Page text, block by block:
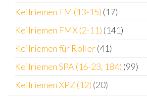
Keilriemen FM (13-15) (17)
Keilriemen FMX (2-11) (141)
Keilriemen für Roller(41)
Keilriemen SPA (16-23, 184) (99)
Keilriemen XPZ (12) (20)